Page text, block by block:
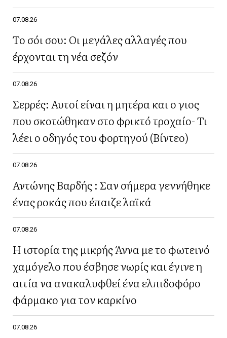
07.08.26
Το σόι σου: Οι μεγάλες αλλαγές που
έρχονται τη νέα σεζόν
07.08.26
Σερρές: Αυτοί είναι η μητέρα και ο γιος
που σκοτώθηκαν στο φρικτό τροχαίο- Τι
λέει ο οδηγός του φορτηγού (Βίντεο)
07.08.26
Αντώνης Βαρδής : Σαν σήμερα γεννήθηκε
ένας ροκάς που έπαιζε λαϊκά
07.08.26
Η ιστορία της μικρής Άννα με το φωτεινό
χαμόγελο που έσβησε νωρίς και έγινε η
αιτία να ανακαλυφθεί ένα ελπιδοφόρο
φάρμακο για τον καρκίνο
07.08.26